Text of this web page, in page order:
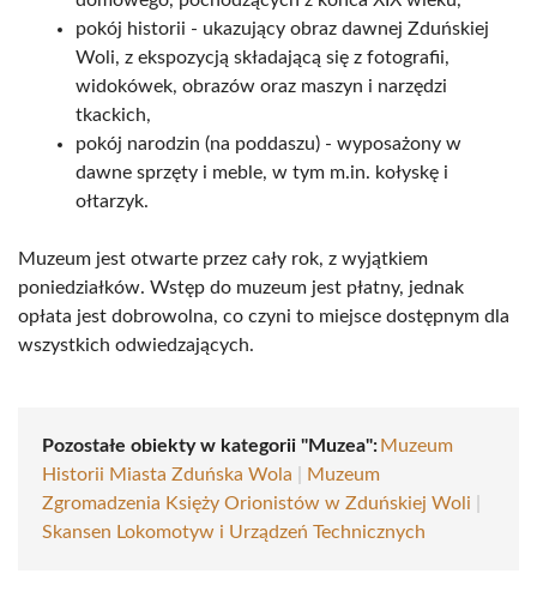
pokój historii - ukazujący obraz dawnej Zduńskiej
Woli, z ekspozycją składającą się z fotografii,
widokówek, obrazów oraz maszyn i narzędzi
tkackich,
pokój narodzin (na poddaszu) - wyposażony w
dawne sprzęty i meble, w tym m.in. kołyskę i
ołtarzyk.
Muzeum jest otwarte przez cały rok, z wyjątkiem
poniedziałków. Wstęp do muzeum jest płatny, jednak
opłata jest dobrowolna, co czyni to miejsce dostępnym dla
wszystkich odwiedzających.
Pozostałe obiekty w kategorii "Muzea": Muzeum
Historii Miasta Zduńska Wola
Muzeum
Zgromadzenia Księży Orionistów w Zduńskiej Woli
Skansen Lokomotyw i Urządzeń Technicznych